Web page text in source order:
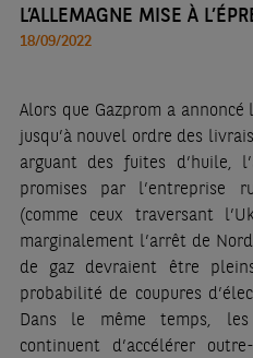
L’ALLEMAGNE MISE À
18/09/2022
Alors que Gazprom a
jusqu’à nouvel ordre des
arguant des fuites d’huile,
promises par l’entreprise
(comme ceux traversant
marginalement l’arrêt de
de gaz devraient être
probabilité de coupures
Dans le même temps,
continuent d’accélérer